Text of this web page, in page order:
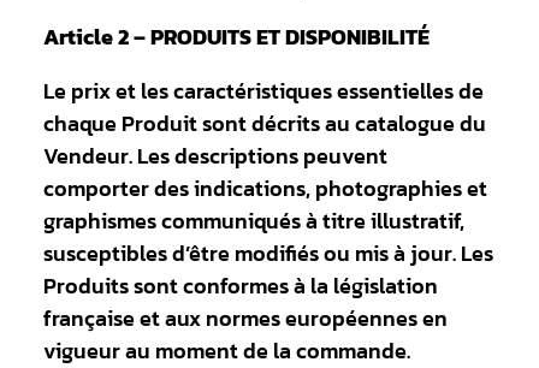
Article 2 – PRODUITS ET DISPONIBILITÉ
Le prix et les caractéristiques essentielles de
chaque Produit sont décrits au catalogue du
Vendeur. Les descriptions peuvent
comporter des indications, photographies et
graphismes communiqués à titre illustratif,
susceptibles d’être modifiés ou mis à jour. Les
Produits sont conformes à la législation
française et aux normes européennes en
vigueur au moment de la commande.